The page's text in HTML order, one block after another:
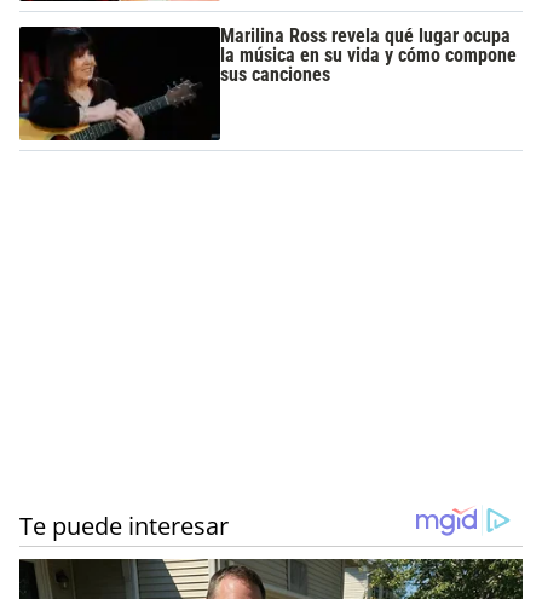
Marilina Ross revela qué lugar ocupa
la música en su vida y cómo compone
sus canciones